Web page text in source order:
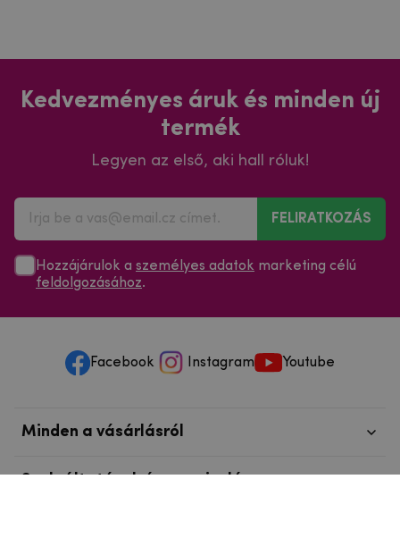
Kedvezményes áruk és minden új
termék
Legyen az első, aki hall róluk!
FELIRATKOZÁS
Hozzájárulok a személyes adatok marketing célú
feldolgozásához.
Facebook Instagram Youtube
Minden a vásárlásról